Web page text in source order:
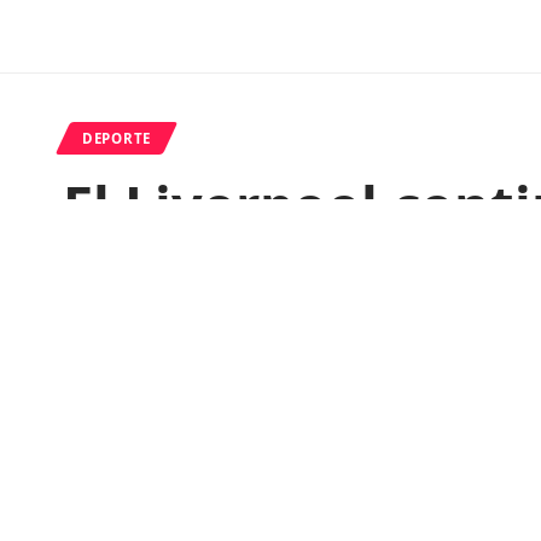
DEPORTE
El Liverpool